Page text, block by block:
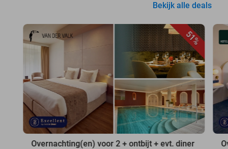
Bekijk alle deals
51%
Overnachting(en) voor 2 + ontbijt + evt. diner